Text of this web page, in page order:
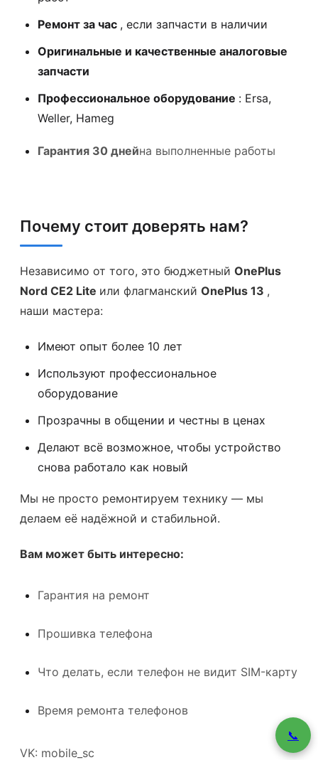
Ремонт за час , если запчасти в наличии
Оригинальные и качественные аналоговые
запчасти
Профессиональное оборудование : Ersa,
Weller, Hameg
Гарантия 30 днейна выполненные работы
Почему стоит доверять нам?
Независимо от того, это бюджетный OnePlus
Nord CE2 Lite или флагманский OnePlus 13 ,
наши мастера:
Имеют опыт более 10 лет
Используют профессиональное
оборудование
Прозрачны в общении и честны в ценах
Делают всё возможное, чтобы устройство
снова работало как новый
Мы не просто ремонтируем технику — мы
делаем её надёжной и стабильной.
Вам может быть интересно:
Гарантия на ремонт
Прошивка телефона
Что делать, если телефон не видит SIM-карту
Время ремонта телефонов
VK: mobile_sc
📞